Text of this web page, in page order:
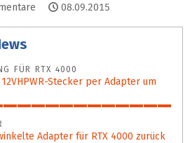
08.09.2015
FÜR RTX 4000
Stecker per Adapter um
Adapter für RTX 4000 zurück